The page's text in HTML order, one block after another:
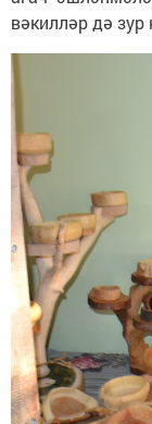
вәкилләр дә